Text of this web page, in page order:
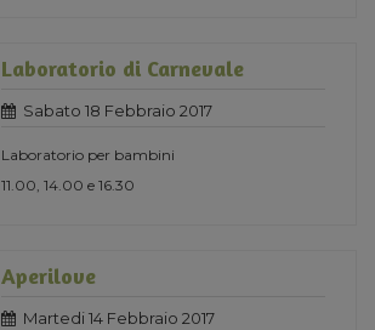
Laboratorio di Carnevale
Sabato 18 Febbraio 2017
Laboratorio per bambini
11.00, 14.00 e 16.30
Aperilove
Martedi 14 Febbraio 2017